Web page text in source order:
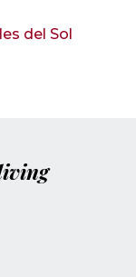
del Sol